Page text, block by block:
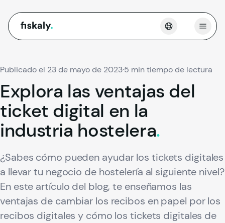
fiskaly. Abrir
Publicado el 23 de mayo de 2023·5 min tiempo de lectura
Explora las ventajas del
ticket digital en la
industria hostelera.
¿Sabes cómo pueden ayudar los tickets digitales
a llevar tu negocio de hostelería al siguiente nivel?
En este artículo del blog, te enseñamos las
ventajas de cambiar los recibos en papel por los
recibos digitales y cómo los tickets digitales de